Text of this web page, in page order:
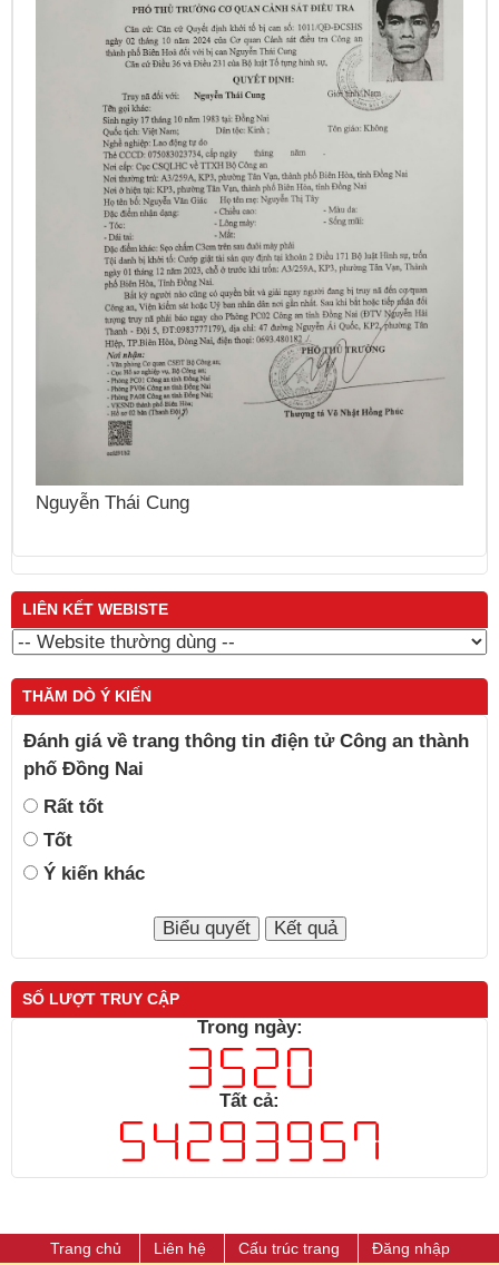
LIÊN KẾT WEBISTE
THĂM DÒ Ý KIẾN
Đánh giá về trang thông tin điện tử Công an thành
phố Đồng Nai
Rất tốt
Tốt
Ý kiến khác
SỐ LƯỢT TRUY CẬP
Trong ngày:
Tất cả:
Trang chủ Liên hệ Cấu trúc trang Đăng nhập